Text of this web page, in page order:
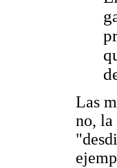
Las
no, la